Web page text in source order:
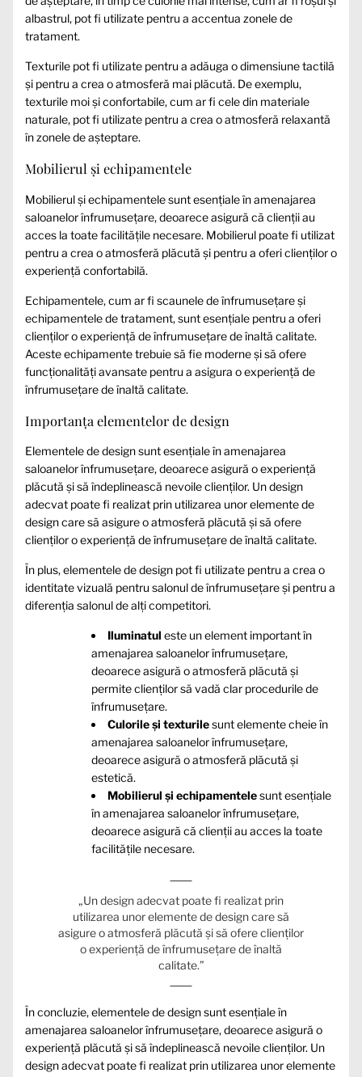
albastrul, pot fi utilizate pentru a accentua zonele de
tratament.
Texturile pot fi utilizate pentru a adăuga o dimensiune tactilă
și pentru a crea o atmosferă mai plăcută. De exemplu,
texturile moi și confortabile, cum ar fi cele din materiale
naturale, pot fi utilizate pentru a crea o atmosferă relaxantă
în zonele de așteptare.
Mobilierul și echipamentele
Mobilierul și echipamentele sunt esențiale în amenajarea
saloanelor înfrumusețare, deoarece asigură că clienții au
acces la toate facilitățile necesare. Mobilierul poate fi utilizat
pentru a crea o atmosferă plăcută și pentru a oferi clienților o
experiență confortabilă.
Echipamentele, cum ar fi scaunele de înfrumusețare și
echipamentele de tratament, sunt esențiale pentru a oferi
clienților o experiență de înfrumusețare de înaltă calitate.
Aceste echipamente trebuie să fie moderne și să ofere
funcționalități avansate pentru a asigura o experiență de
înfrumusețare de înaltă calitate.
Importanța elementelor de design
Elementele de design sunt esențiale în amenajarea
saloanelor înfrumusețare, deoarece asigură o experiență
plăcută și să îndeplinească nevoile clienților. Un design
adecvat poate fi realizat prin utilizarea unor elemente de
design care să asigure o atmosferă plăcută și să ofere
clienților o experiență de înfrumusețare de înaltă calitate.
În plus, elementele de design pot fi utilizate pentru a crea o
identitate vizuală pentru salonul de înfrumusețare și pentru a
diferenția salonul de alți competitori.
Iluminatul este un element important în
amenajarea saloanelor înfrumusețare,
deoarece asigură o atmosferă plăcută și
permite clienților să vadă clar procedurile de
înfrumusețare.
Culorile și texturilesunt elemente cheie în
amenajarea saloanelor înfrumusețare,
deoarece asigură o atmosferă plăcută și
estetică.
Mobilierul și echipamentelesunt esențiale
în amenajarea saloanelor înfrumusețare,
deoarece asigură că clienții au acces la toate
facilitățile necesare.
„Un design adecvat poate fi realizat prin
utilizarea unor elemente de design care să
asigure o atmosferă plăcută și să ofere clienților
o experiență de înfrumusețare de înaltă
calitate.”
În concluzie, elementele de design sunt esențiale în
amenajarea saloanelor înfrumusețare, deoarece asigură o
experiență plăcută și să îndeplinească nevoile clienților. Un
design adecvat poate fi realizat prin utilizarea unor elemente